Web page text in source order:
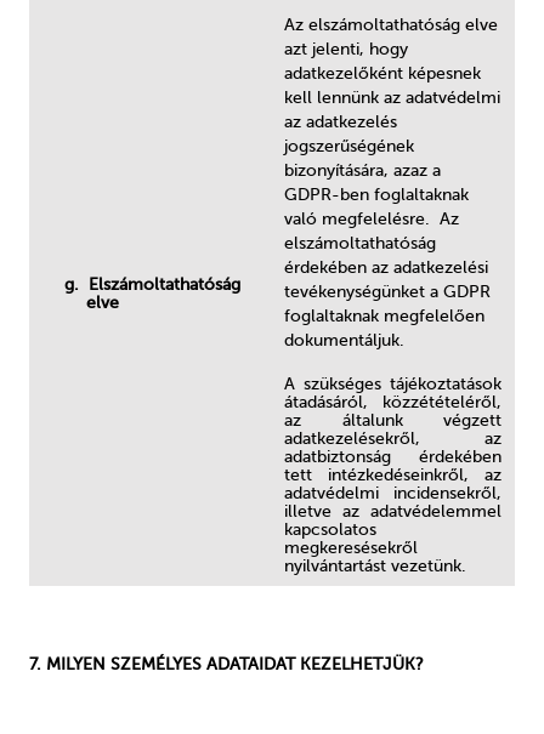
g. Elszámoltathatóság
elve
Az elszámoltathatóság elve
azt jelenti, hogy
adatkezelőként képesnek
kell lennünk az adatvédelmi
az adatkezelés
jogszerűségének
bizonyítására, azaz a
GDPR-ben foglaltaknak
való megfelelésre. Az
elszámoltathatóság
érdekében az adatkezelési
tevékenységünket a GDPR
foglaltaknak megfelelően
dokumentáljuk.
A szükséges tájékoztatások
átadásáról, közzétételéről,
az általunk végzett
adatkezelésekről, az
adatbiztonság érdekében
tett intézkedéseinkről, az
adatvédelmi incidensekről,
illetve az adatvédelemmel
kapcsolatos
megkeresésekről
nyilvántartást vezetünk.
7. MILYEN SZEMÉLYES ADATAIDAT KEZELHETJÜK?